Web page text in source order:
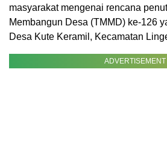
masyarakat mengenai rencana
Membangun Desa (TMMD) ke-126
Desa Kute Keramil, Kecamatan
ADVERTISEMENT